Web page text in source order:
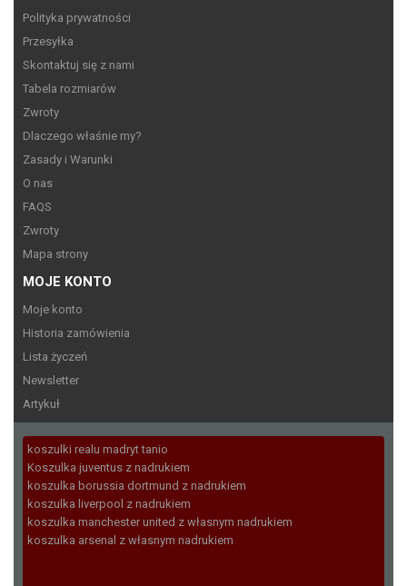
Polityka prywatności
Przesyłka
Skontaktuj się z nami
Tabela rozmiarów
Zwroty
Dlaczego właśnie my?
Zasady i Warunki
O nas
FAQS
Zwroty
Mapa strony
MOJE KONTO
Moje konto
Historia zamówienia
Lista życzeń
Newsletter
Artykuł
koszulki realu madryt tanio
Koszulka juventus z nadrukiem
koszulka borussia dortmund z nadrukiem
koszulka liverpool z nadrukiem
koszulka manchester united z własnym nadrukiem
koszulka arsenal z własnym nadrukiem